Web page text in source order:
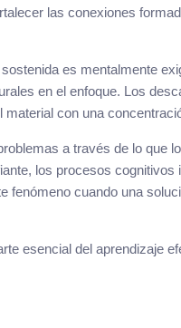
las conexiones
es mentalmente
en el enfoque. Los
con una
a través de lo que
los procesos
fenómeno cuando una
esencial del aprendizaje